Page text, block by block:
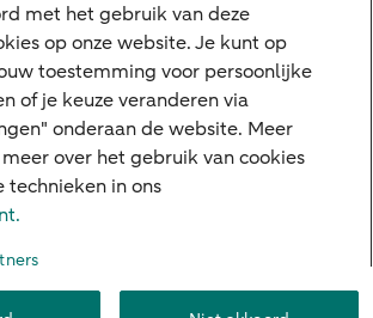
DisclaimerCookie-instellingen
met het gebruik van deze
op onze website. Je kunt op
toestemming voor persoonlijke
of je keuze veranderen via
onderaan de website. Meer
over het gebruik van cookies
in ons